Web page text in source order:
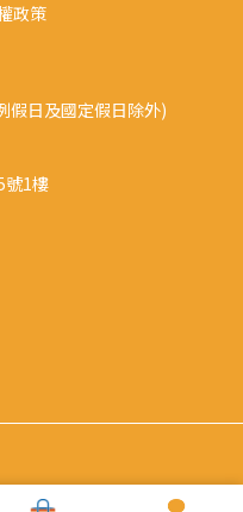
政策
假日及國定假日除外)
號1樓